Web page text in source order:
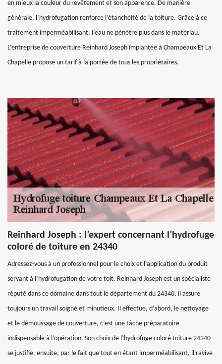
en mieux la couleur du revêtement et son apparence. De manière
générale, l’hydrofugation renforce l’étanchéité de la toiture. Grâce à ce
traitement imperméabilisant, l’eau ne pénètre plus dans le matériau.
L’entreprise de couverture Reinhard Joseph implantée à Champeaux Et La
Chapelle propose un tarif à la portée de tous les propriétaires.
Reinhard Joseph : l’expert concernant l’hydrofuge
coloré de toiture en 24340
Adressez-vous à un professionnel pour le choix et l’application du produit
servant à l’hydrofugation de votre toit. Reinhard Joseph est un spécialiste
réputé dans ce domaine dans tout le département du 24340, il assure
toujours un travail soigné et minutieux. Il effectue, d’abord, le nettoyage
et le démoussage de couverture, c’est une tâche préparatoire
indispensable à l’opération. Son choix de l’hydrofuge coloré toiture 24340
se justifie, ensuite, par le fait que tout en étant imperméabilisant, il ravive